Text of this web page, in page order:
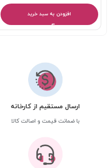
افزودن به سبد خرید
ارسال مستقیم از کارخانه
با ضمانت قیمت و اصالت کالا